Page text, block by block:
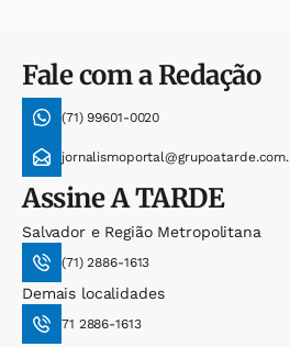
Fale com a Redação
(71) 99601-0020
AssineA TARDE
Salvador e Região Metropolitana
(71) 2886-1613
Demais localidades
71 2886-1613